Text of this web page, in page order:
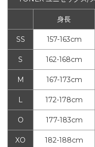
身長
SS 157-163cm
S 162-168cm
M 167-173cm
L 172-178cm
O 177-183cm
XO 182-188cm